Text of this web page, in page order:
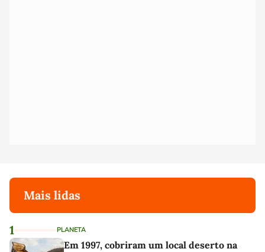
Mais lidas
1 PLANETA
Em 1997, cobriram um local deserto na